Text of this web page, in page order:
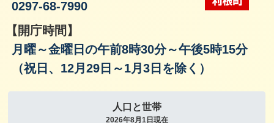
0297-68-7990
【開庁時間】
月曜～金曜日の午前8時30分～午後5時15分
（祝日、12月29日～1月3日を除く）